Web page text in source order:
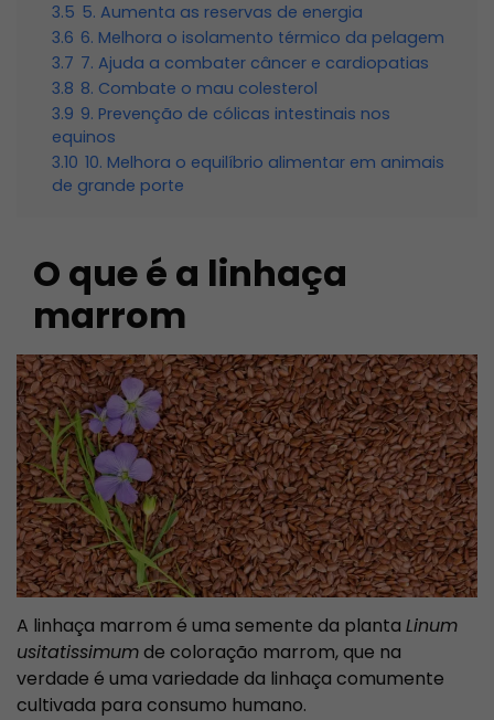
3.5 5. Aumenta as reservas de energia
3.6 6. Melhora o isolamento térmico da pelagem
3.7 7. Ajuda a combater câncer e cardiopatias
3.8 8. Combate o mau colesterol
3.9 9. Prevenção de cólicas intestinais nos
equinos
3.10 10. Melhora o equilíbrio alimentar em animais
de grande porte
O que é a linhaça
marrom
A linhaça marrom é uma semente da planta Linum
usitatissimumde coloração marrom, que na
verdade é uma variedade da linhaça comumente
cultivada para consumo humano.